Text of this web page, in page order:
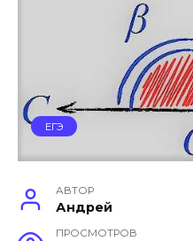
ЕГЭ
АВТОР
Андрей
ПРОСМОТРОВ